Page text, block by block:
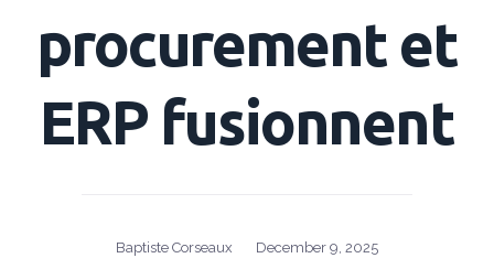
procurement et
ERP fusionnent
Baptiste Corseaux December 9, 2025